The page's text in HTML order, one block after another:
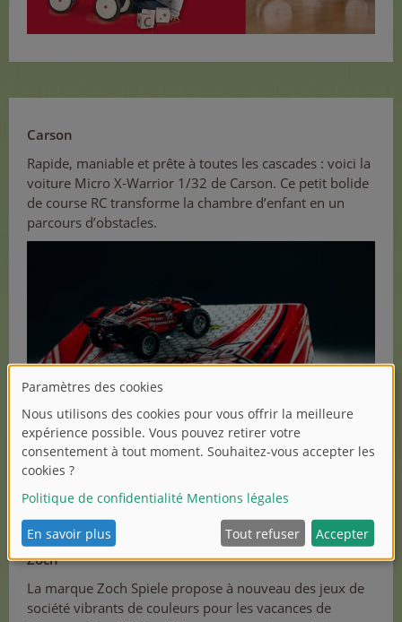
Carson
Rapide, maniable et prête à toutes les cascades : voici la
voiture Micro X-Warrior 1/32 de Carson. Ce petit bolide
de course RC transforme la chambre d’enfant en un
parcours d’obstacles.
Zoch
La marque Zoch Spiele propose à nouveau des jeux de
société vibrants de couleurs pour les vacances de